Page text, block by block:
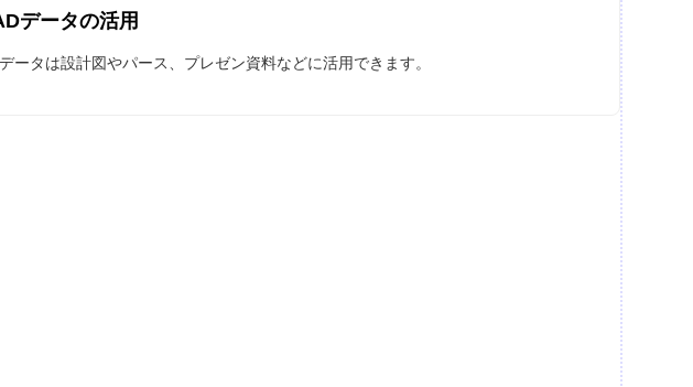
データの活用
ータは設計図やパース、プレゼン資料などに活用できます。